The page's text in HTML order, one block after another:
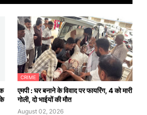
CRIME
एमपी : घर बनाने के विवाद पर फायरिंग, 4 को मारी
गोली, दो भाईयों की मौत
August 02, 2026